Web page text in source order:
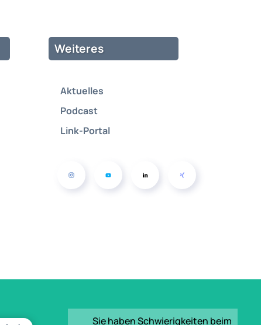
Weiteres
Aktuelles
Podcast
Link-Portal
Sie haben Schwierigkeiten beim